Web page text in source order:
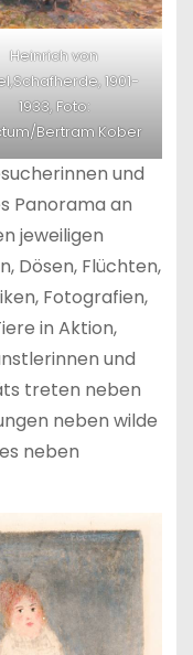
Heinrich von
1901-
1933, Foto:
Bertram Kober
und
Panorama an
jeweiligen
Dösen, Flüchten,
Fotografien,
in Aktion,
und
treten neben
neben wilde
neben